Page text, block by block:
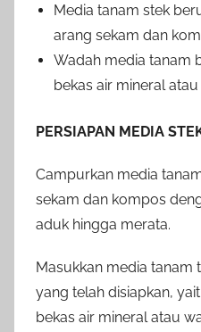
Media tanam stek
arang sekam dan
Wadah media tanam
bekas air mineral
PERSIAPAN MEDIA
Campurkan media
sekam dan kompos
aduk hingga merata.
Masukkan media tanam
yang telah disiapkan,
bekas air mineral atau